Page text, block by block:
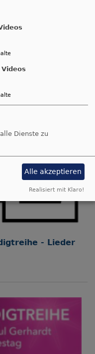
- Lieder
Dienste zu
Alle akzeptieren
Realisiert mit Klaro!